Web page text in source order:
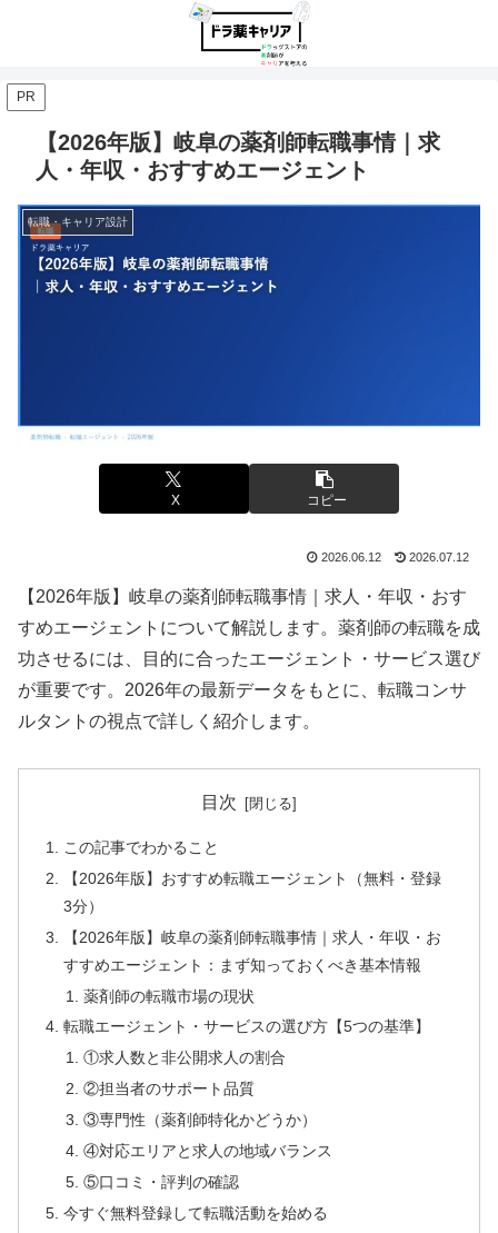
PR
【2026年版】岐阜の薬剤師転職事情｜求
人・年収・おすすめエージェント
転職・キャリア設計
X コピー
2026.06.12 2026.07.12
【2026年版】岐阜の薬剤師転職事情｜求人・年収・おす
すめエージェントについて解説します。薬剤師の転職を成
功させるには、目的に合ったエージェント・サービス選び
が重要です。2026年の最新データをもとに、転職コンサ
ルタントの視点で詳しく紹介します。
目次
この記事でわかること
【2026年版】おすすめ転職エージェント（無料・登録
3分）
【2026年版】岐阜の薬剤師転職事情｜求人・年収・お
すすめエージェント：まず知っておくべき基本情報
薬剤師の転職市場の現状
転職エージェント・サービスの選び方【5つの基準】
①求人数と非公開求人の割合
②担当者のサポート品質
③専門性（薬剤師特化かどうか）
④対応エリアと求人の地域バランス
⑤口コミ・評判の確認
今すぐ無料登録して転職活動を始める